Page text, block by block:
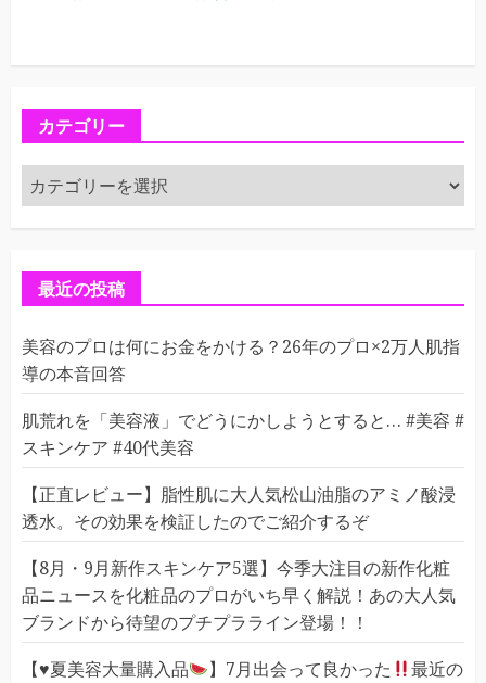
カテゴリー
カ
テ
ゴ
最近の投稿
美容のプロは何にお金をかける？26年のプロ×2万人肌指
導の本音回答
肌荒れを「美容液」でどうにかしようとすると… #美容 #
スキンケア #40代美容
【正直レビュー】脂性肌に大人気松山油脂のアミノ酸浸
透水。その効果を検証したのでご紹介するぞ
【8月・9月新作スキンケア5選】今季大注目の新作化粧
品ニュースを化粧品のプロがいち早く解説！あの大人気
ブランドから待望のプチプラライン登場！！
【♥️夏美容大量購入品 】7月出会って良かった
最近の